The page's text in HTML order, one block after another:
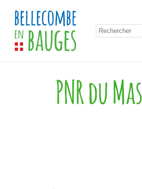
PNR du